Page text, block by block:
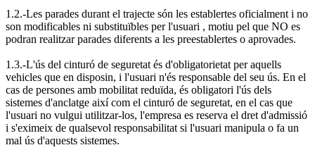
1.2.-Les parades durant el trajecte són les establertes oficialment i no
son modificables ni substituïbles per l'usuari , motiu pel que NO es
podran realitzar parades diferents a les preestablertes o aprovades.
1.3.-L'ús del cinturó de seguretat és d'obligatorietat per aquells
vehicles que en disposin, i l'usuari n'és responsable del seu ús. En el
cas de persones amb mobilitat reduïda, és obligatori l'ús dels
sistemes d'anclatge així com el cinturó de seguretat, en el cas que
l'usuari no vulgui utilitzar-los, l'empresa es reserva el dret d'admissió
i s'eximeix de qualsevol responsabilitat si l'usuari manipula o fa un
mal ús d'aquests sistemes.